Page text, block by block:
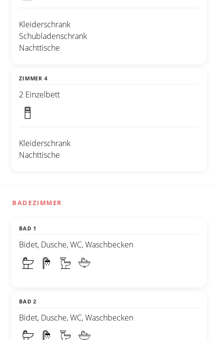
Kleiderschrank
Schubladenschrank
Nachttische
ZIMMER 4
2 Einzelbett
Kleiderschrank
Nachttische
BADEZIMMER
BAD 1
Bidet, Dusche, WC, Waschbecken
BAD 2
Bidet, Dusche, WC, Waschbecken